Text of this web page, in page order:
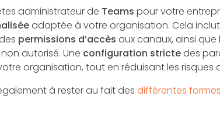
administrateur de Teams pour votre
adaptée à votre organisation. Cela
permissions d’accès aux canaux, ainsi
autorisé. Une configuration strictedes
organisation, tout en réduisant les risques
à rester au fait des différentes